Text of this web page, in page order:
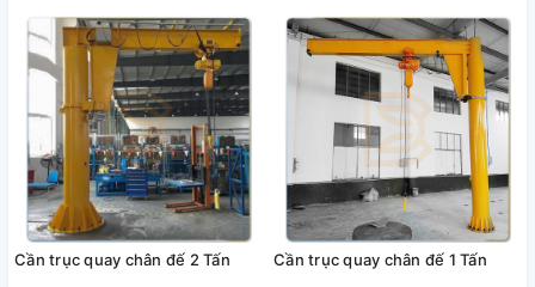
Cần trục quay chân đế 2 Tấn Cần trục quay chân đế 1 Tấn